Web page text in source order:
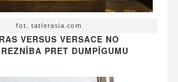
fot. tatlerasia.com
VERSUS VERSACE NO
PRET DUMPĪGUMU